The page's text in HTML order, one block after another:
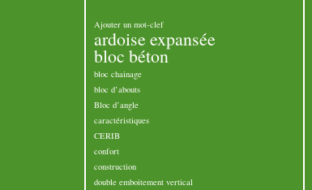
Ajouter un mot-clef
ardoise expansée
bloc béton
bloc chainage
bloc d’abouts
Bloc d’angle
caractéristiques
CERIB
confort
construction
double emboitement vertical